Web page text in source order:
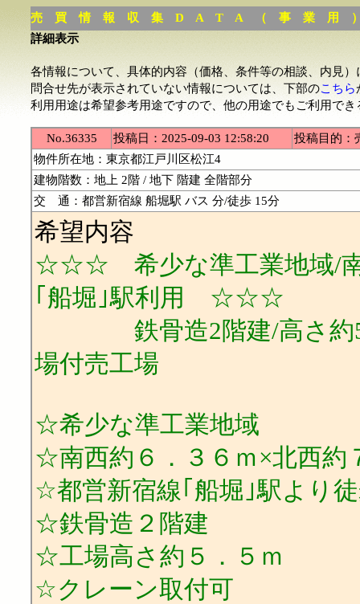
売 買 情 報 収 集 D A T A （ 事 業 用
詳細表示
各情報について、具体的内容（価格、条件等の相談、内見
問合せ先が表示されていない情報については、下部のこちら
利用用途は希望参考用途ですので、他の用途でもご利用で
No.36335 投稿日：2025-09-03 12:58:20
投稿目的：
物件所在地：東京都江戸川区松江4
建物階数：地上 2階 / 地下 階建 全階部分
交 通：都営新宿線 船堀駅 バス 分/徒歩 15分
希望内容
☆☆☆ 希少な準工業地域/南
｢船堀｣駅利用 ☆☆☆
鉄骨造2階建/高さ約
場付売工場
☆希少な準工業地域
☆南西約６．３６ｍ×北西約
☆都営新宿線｢船堀｣駅より
☆鉄骨造２階建
☆工場高さ約５．５ｍ
☆クレーン取付可